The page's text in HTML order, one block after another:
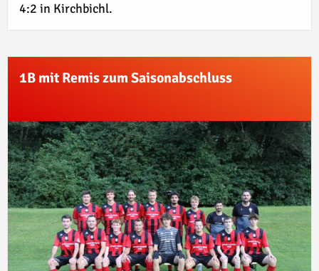
4:2 in Kirchbichl.
1B mit Remis zum Saisonabschluss